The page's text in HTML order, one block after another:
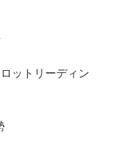
ットリーディン